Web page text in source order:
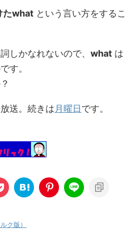
たwhat という言い方をするこ
しかなれないので、 what は
す。
送。続きは 月曜日です。
ク版）